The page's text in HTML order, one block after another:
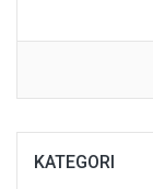
KATEGORI